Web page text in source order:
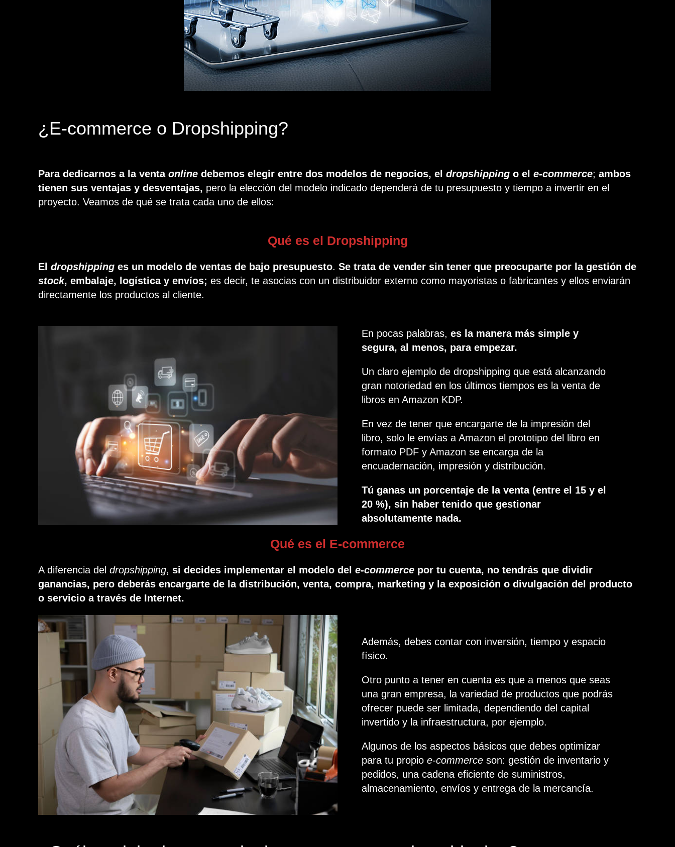
¿E-commerce o Dropshipping?
Para dedicarnos a la venta online debemos elegir entre dos modelos de negocios, el dropshipping o el e-commerce; ambos
tienen sus ventajas y desventajas, pero la elección del modelo indicado dependerá de tu presupuesto y tiempo a invertir en el
proyecto. Veamos de qué se trata cada uno de ellos:
Qué es el Dropshipping
El dropshipping es un modelo de ventas de bajo presupuesto. Se trata de vender sin tener que preocuparte por la gestión de
stock, embalaje, logística y envíos; es decir, te asocias con un distribuidor externo como mayoristas o fabricantes y ellos enviarán
directamente los productos al cliente.
En pocas palabras, es la manera más simple y
segura, al menos, para empezar.
Un claro ejemplo de dropshipping que está alcanzando
gran notoriedad en los últimos tiempos es la venta de
libros en Amazon KDP.
En vez de tener que encargarte de la impresión del
libro, solo le envías a Amazon el prototipo del libro en
formato PDF y Amazon se encarga de la
encuadernación, impresión y distribución.
Tú ganas un porcentaje de la venta (entre el 15 y el
20 %), sin haber tenido que gestionar
absolutamente nada.
Qué es el E-commerce
A diferencia del dropshipping, si decides implementar el modelo del e-commerce por tu cuenta, no tendrás que dividir
ganancias, pero deberás encargarte de la distribución, venta, compra, marketing y la exposición o divulgación del producto
o servicio a través de Internet.
Además, debes contar con inversión, tiempo y espacio
físico.
Otro punto a tener en cuenta es que a menos que seas
una gran empresa, la variedad de productos que podrás
ofrecer puede ser limitada, dependiendo del capital
invertido y la infraestructura, por ejemplo.
Algunos de los aspectos básicos que debes optimizar
para tu propio e-commerceson: gestión de inventario y
pedidos, una cadena eficiente de suministros,
almacenamiento, envíos y entrega de la mercancía.